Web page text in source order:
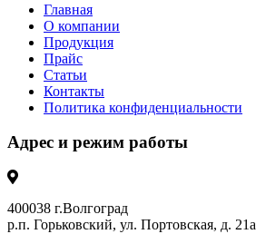
Главная
О компании
Продукция
Прайс
Статьи
Контакты
Политика конфиденциальности
Адрес и режим работы
400038 г.Волгоград
р.п. Горьковский, ул. Портовская, д. 21а